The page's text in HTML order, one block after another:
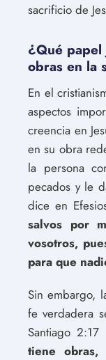
sacrificio de
¿Qué papel
obras en la
En el
aspectos
creencia en
en su obra
la persona
pecados y le
dice en
salvos por
vosotros,
para que
Sin embargo,
fe verdadera
Santiago
tiene